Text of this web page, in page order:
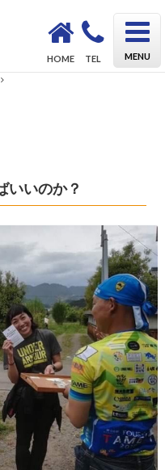
HOME TEL MENU
いいのか？